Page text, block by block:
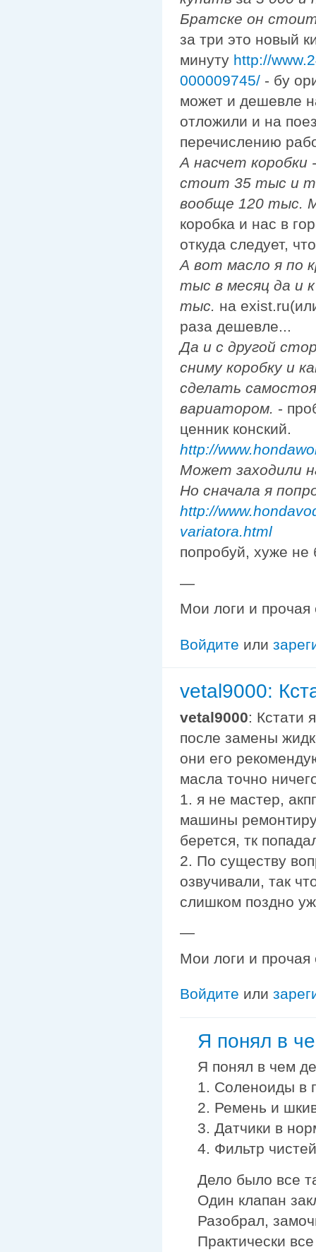
Братске он
за три это новый
минуту http://
000009745/ - бу
может и дешевле
отложили и на
перечислению
А насчет коробки
стоит 35 тыс и
вообще 120 тыс.
коробка и нас в
откуда следует,
А вот масло я по
тыс в месяц да и
тыс. на
раза дешевле...
Да и с другой
сниму коробку и
сделать
вариатором. -
ценник конский.
http://
Может заходили
Но сначала я
http://
variatora.html
попробуй, хуже не
—
Мои логи и
Войдите или
vetal9000:
vetal9000: Кстати
после замены
они его
масла точно
1. я не мастер,
машины
берется, тк
2. По существу
озвучивали, так
слишком поздно
—
Мои логи и
Войдите или
Я понял в
Я понял в чем
1. Соленоиды в
2. Ремень и
3. Датчики в
4. Фильтр
Дело было все
Один клапан
Разобрал,
Практически